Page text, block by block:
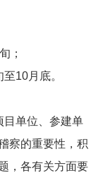
；
10月底。
目单位、参建单
察的重要性，积
，各有关方面要